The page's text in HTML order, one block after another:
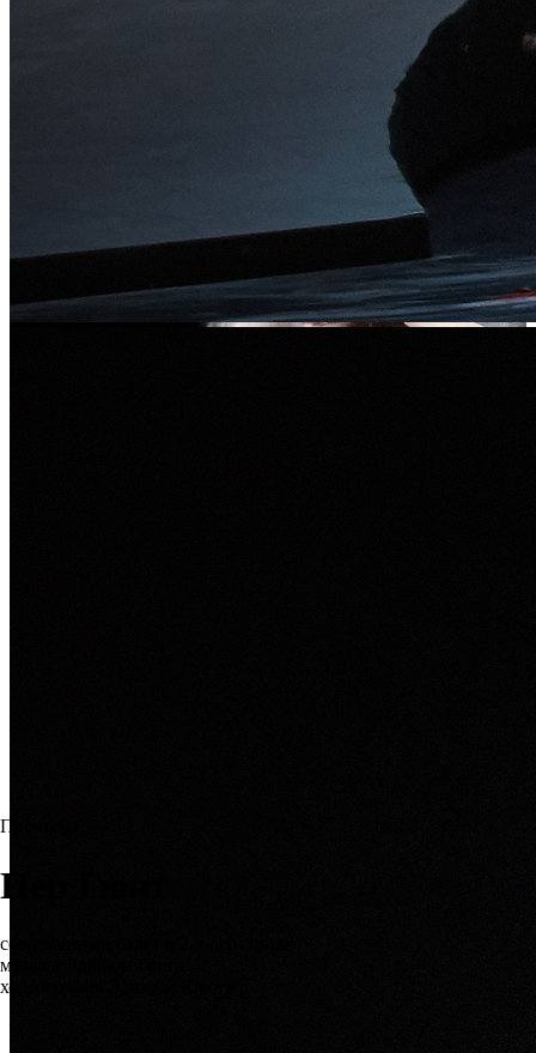
Премьера
Пер Гюнт
современный балет в 2-х действиях
музыка Эдварда Грига
хореография Эдварда Клюга